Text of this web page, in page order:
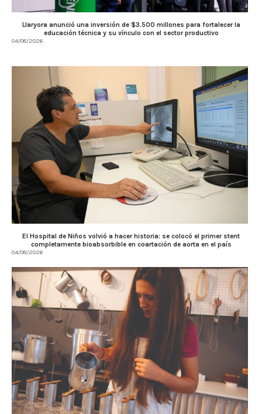
Llaryora anunció una inversión de $3.500 millones para fortalecer la
educación técnica y su vínculo con el sector productivo
04/08/2026
El Hospital de Niños volvió a hacer historia: se colocó el primer stent
completamente bioabsorbible en coartación de aorta en el país
04/08/2026